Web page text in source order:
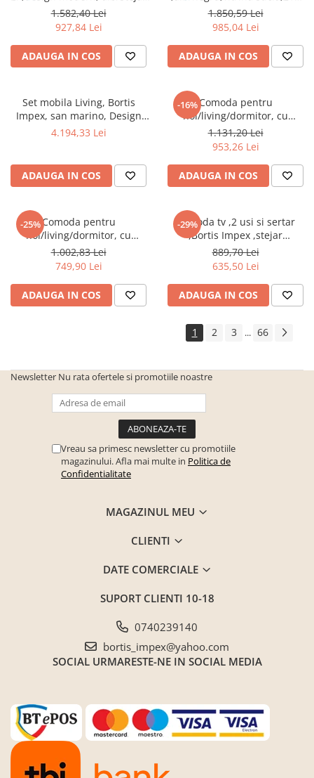
COVOARE CLASICE
COVOARE PUFOASE(SHAGGY)FIR
LUNG
Mobilier Gradina
Mese gradina
Scaune de gradina
Sezlonguri
Electrocasnice incorporabile
,Chiuvete si baterii
Baterii bucatarie
Chiuvete bucatarie
Cuptoare cu microunde
incorporabile
Masini de spalat vase
Oale sub presiune
Plite incorporabile
Storcatoare
Saltele ,Perne,Topper
Paturi tapitate dormitor
Jaluzele verticale la comanda
Promotia saptamanii (extra
Promotii lunare
Mobilier clasic/rustic/vintage
Mobilier tapitat
Paturi tapitate dormitor
Toate Produsele
auriu ,175 cm lungime,vitrina
sticla, Bortis
1.582,40 Lei
927,84 Lei
ADAUGA IN COS
cm lungime ,Bortis Impex
1.850,59 Lei
985,04 Lei
ADAUGA IN COS
Set mobila Living, Bortis
Impex, san marino, Design
elegant, 300 x 200 cm
4.194,33 Lei
ADAUGA IN COS
-16%Comoda pentru
hol/living/dormitor, cu
sertare, stejar sonoma/alb
,123x85x34 cm,Bortis Impex
1.131,20 Lei
953,26 Lei
ADAUGA IN COS
-25%Comoda pentru
hol/living/dormitor, cu
sertare, prun,106x75x35
cm,Bortis Impex
1.002,83 Lei
749,90 Lei
ADAUGA IN COS
-29%
Comoda tv ,2 usi si sertar
,Bortis Impex ,stejar
sonoma/alb
889,70 Lei
635,50 Lei
ADAUGA IN COS
1 2 3 ... 66
Newsletter Nu rata ofertele si promotiile noastre
Vreau sa primesc newsletter cu promotiile
magazinului. Afla mai multe in Politica de
Confidentialitate
MAGAZINUL MEU
CLIENTI
DATE COMERCIALE
SUPORT CLIENTI 10-18
0740239140
bortis_impex@yahoo.com
SOCIAL URMARESTE-NE IN SOCIAL MEDIA